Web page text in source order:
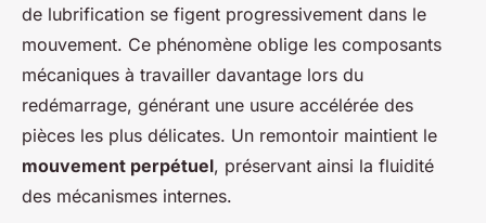
de lubrification se figent progressivement dans le
mouvement. Ce phénomène oblige les composants
mécaniques à travailler davantage lors du
redémarrage, générant une usure accélérée des
pièces les plus délicates. Un remontoir maintient le
mouvement perpétuel, préservant ainsi la fluidité
des mécanismes internes.